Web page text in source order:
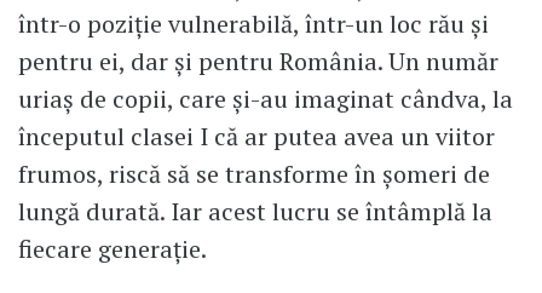
într-o poziție vulnerabilă, într-un loc rău și
pentru ei, dar și pentru România. Un număr
uriaș de copii, care și-au imaginat cândva, la
începutul clasei I că ar putea avea un viitor
frumos, riscă să se transforme în șomeri de
lungă durată. Iar acest lucru se întâmplă la
fiecare generație.